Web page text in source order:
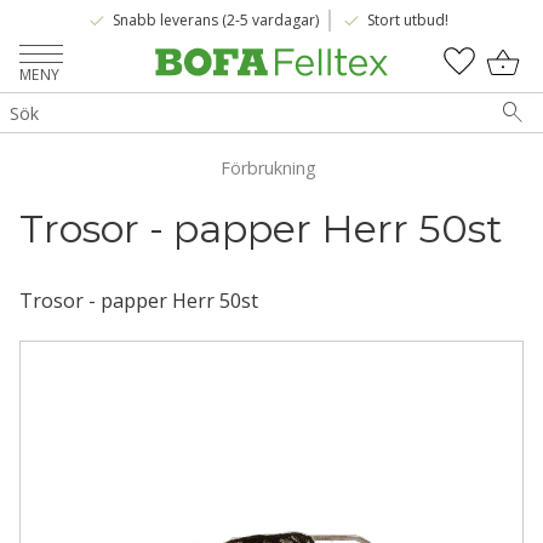
Meny
done Snabb leverans (2-5 vardagar) done Stort utbud!
Förbrukning
Trosor - papper Herr 50st
Trosor - papper Herr 50st